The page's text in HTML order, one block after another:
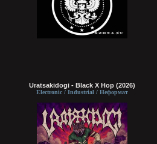
Uratsakidogi - Black X Hop (2026)
Electronic / Industrial / Неформат